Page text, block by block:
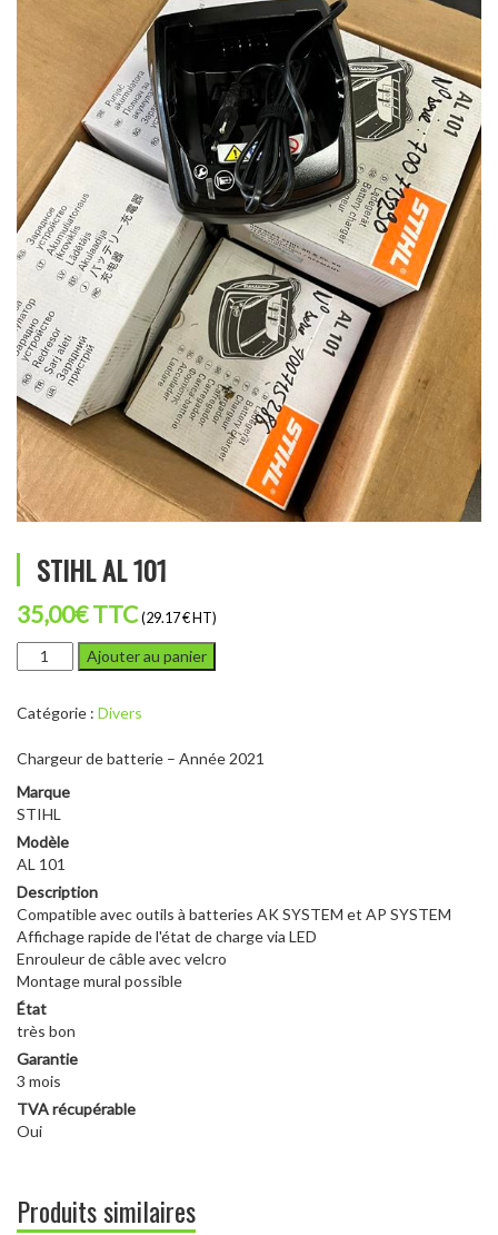
STIHL AL 101
35,00€TTC (29.17 € HT)
quantité
de
AL
Ajouter au panier
Catégorie : Divers
Chargeur de batterie – Année 2021
Marque
STIHL
Modèle
AL 101
Description
Compatible avec outils à batteries AK SYSTEM et AP SYSTEM
Affichage rapide de l'état de charge via LED
Enrouleur de câble avec velcro
Montage mural possible
État
très bon
Garantie
3 mois
TVA récupérable
Oui
Produits similaires